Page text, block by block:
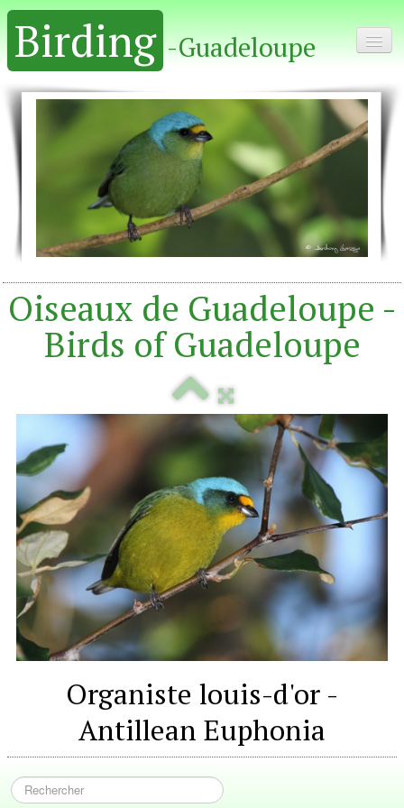
Birding -Guadeloupe
Home - Accueil
Album
Oiseaux de Guadeloupe -
Birds of Guadeloupe
Organiste louis-d'or -
Antillean Euphonia